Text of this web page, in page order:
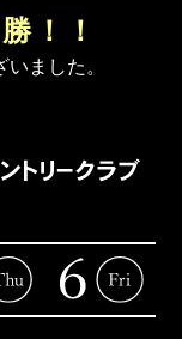
！！
ました。